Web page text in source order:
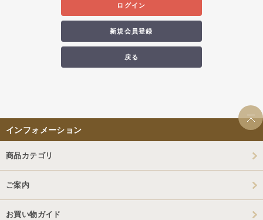
ログイン
新規会員登録
戻る
インフォメーション
商品カテゴリ
ご案内
お買い物ガイド